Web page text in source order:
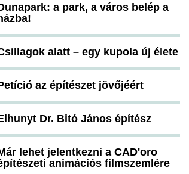
a park, a város belép a
alatt – egy kupola új élete
az építészet jövőjéért
Dr. Bitó János építész
lehet jelentkezni a CAD'oro
animációs filmszemlére